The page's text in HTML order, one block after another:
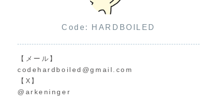
Code: HARDBOILED
【メール】
codehardboiled@gmail.com
【X】
@arkeninger